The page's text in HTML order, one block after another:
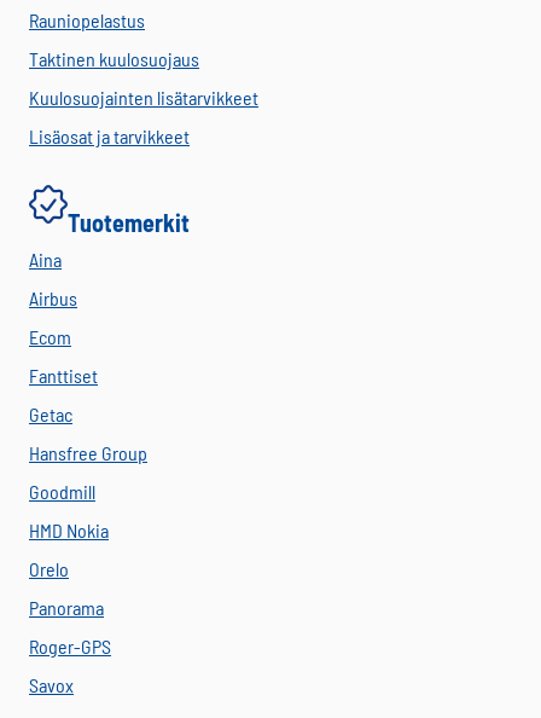
Rauniopelastus
Taktinen kuulosuojaus
Kuulosuojainten lisätarvikkeet
Lisäosat ja tarvikkeet
Tuotemerkit
Aina
Airbus
Ecom
Fanttiset
Getac
Hansfree Group
Goodmill
HMD Nokia
Orelo
Panorama
Roger-GPS
Savox